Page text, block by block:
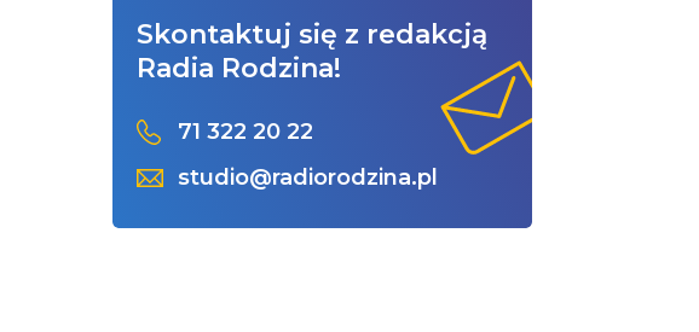
Skontaktuj się z redakcją
Radia Rodzina!
71 322 20 22
studio@radiorodzina.pl